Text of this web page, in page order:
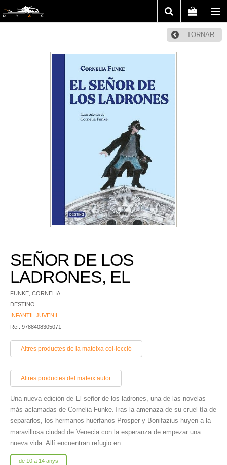
TORNAR
SEÑOR DE LOS
LADRONES, EL
FUNKE, CORNELIA
DESTINO
INFANTIL JUVENIL
Ref. 9788408305071
Altres productes de la mateixa col·lecció
Altres productes del mateix autor
Una nueva edición de El señor de los ladrones, una de las novelas
más aclamadas de Cornelia Funke.Tras la amenaza de su cruel tía de
separarlos, los hermanos huérfanos Prosper y Bonifazius huyen a la
maravillosa ciudad de Venecia con la esperanza de empezar una
nueva vida. Allí encuentran refugio en...
de 10 a 14 anys